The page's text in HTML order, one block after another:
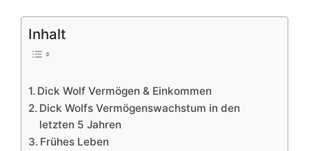
Inhalt
Dick Wolf Vermögen & Einkommen
Dick Wolfs Vermögenswachstum in den
letzten 5 Jahren
Frühes Leben